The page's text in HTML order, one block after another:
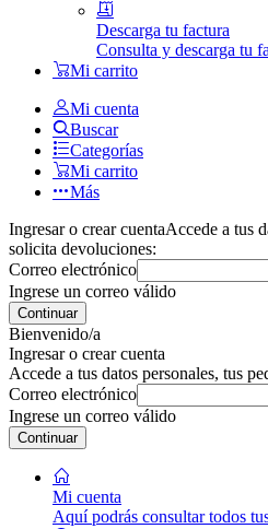
Descarga tu factura
Consulta y descarga tu
Mi carrito
Mi cuenta
Buscar
Categorías
Mi carrito
Más
Ingresar o crear cuentaAccede a tus
solicita devoluciones:
Correo electrónico
Ingrese un correo válido
Continuar
Bienvenido/a
Ingresar o crear cuenta
Accede a tus datos personales, tus
Correo electrónico
Ingrese un correo válido
Continuar
Mi cuenta
Aquí podrás consultar todos